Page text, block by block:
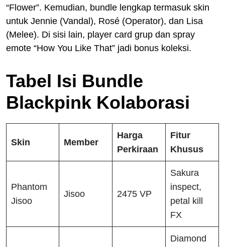
“Flower”. Kemudian, bundle lengkap termasuk skin
untuk Jennie (Vandal), Rosé (Operator), dan Lisa
(Melee). Di sisi lain, player card grup dan spray
emote “How You Like That” jadi bonus koleksi.
Tabel Isi Bundle
Blackpink Kolaborasi
Skin Member
Harga
Perkiraan
Fitur
Khusus
Phantom
Jisoo
Jisoo 2475 VP
Sakura
inspect,
petal kill
FX
Diamond